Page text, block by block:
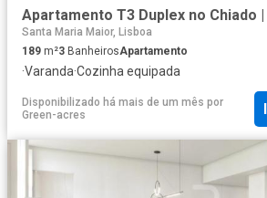
Santa Maria Maior, Lisboa
189 m²3 BanheirosApartamento
·Varanda·Cozinha equipada
Disponibilizado há mais de um mês por
Green-acres